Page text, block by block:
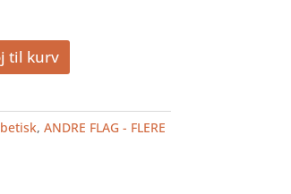
til kurv
,ANDRE FLAG - FLERE